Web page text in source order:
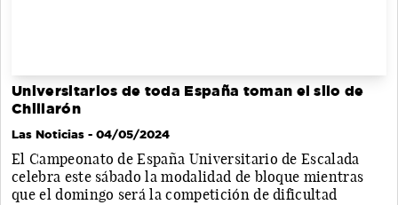
Universitarios de toda España toman el silo de
Chillarón
Las Noticias - 04/05/2024
El Campeonato de España Universitario de Escalada
celebra este sábado la modalidad de bloque mientras
que el domingo será la competición de dificultad